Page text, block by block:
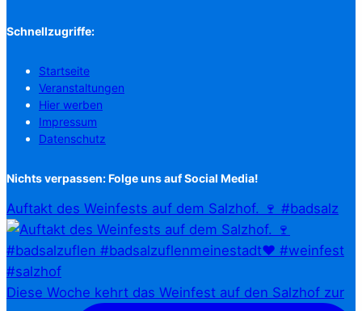
Schnellzugriffe:
Startseite
Veranstaltungen
Hier werben
Impressum
Datenschutz
Nichts verpassen: Folge uns auf Social Media!
Auftakt des Weinfests auf dem Salzhof. 🍷 #badsalz
Diese Woche kehrt das Weinfest auf den Salzhof zur